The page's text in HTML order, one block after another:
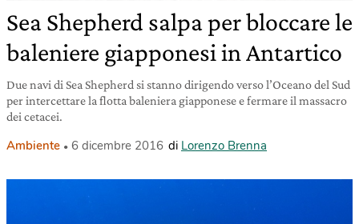
Sea Shepherd salpa per bloccare le
baleniere giapponesi in Antartico
Due navi di Sea Shepherd si stanno dirigendo verso l’Oceano del Sud
per intercettare la flotta baleniera giapponese e fermare il massacro
dei cetacei.
Ambiente 6 dicembre 2016 di Lorenzo Brenna